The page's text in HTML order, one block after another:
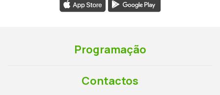
Programação
Contactos